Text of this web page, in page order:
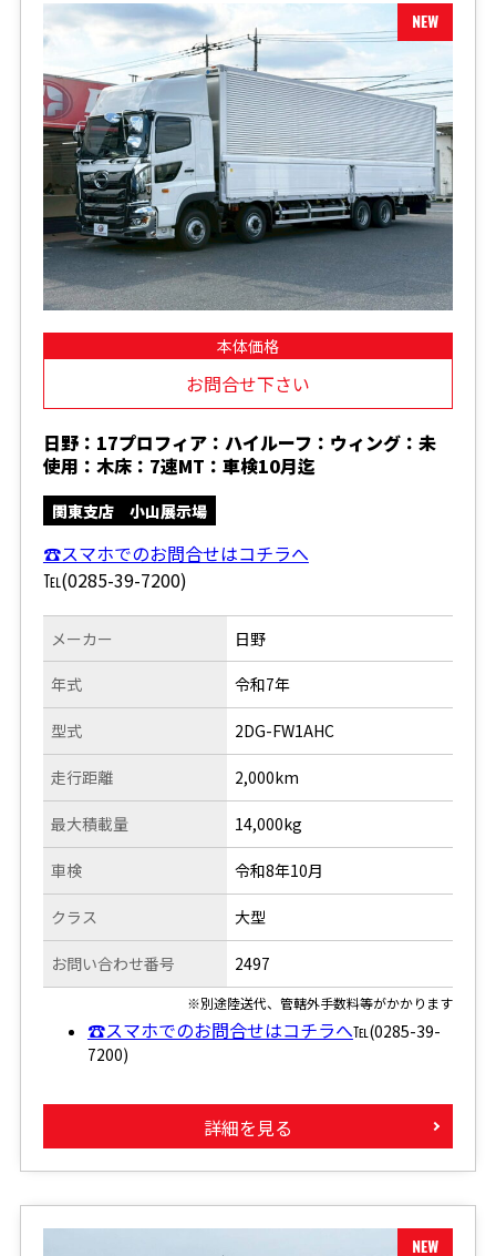
本体価格
お問合せ下さい
日野：17プロフィア：ハイルーフ：ウィング：未
使用：木床：7速MT：車検10月迄
関東支店 小山展示場
☎スマホでのお問合せはコチラへ
℡(0285-39-7200)
メーカー
年式
型式
走行距離
日野
令和7年
2DG-FW1AHC
2,000km
最大積載量
車検
クラス
お問い合わせ番号
14,000kg
令和8年10月
大型
2497
※別途陸送代、管轄外手数料等がかかります
☎スマホでのお問合せはコチラへ℡(0285-39-
7200)
詳細を見る